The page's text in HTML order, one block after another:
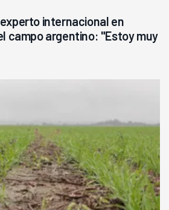
internacional en
campo argentino: "Estoy muy